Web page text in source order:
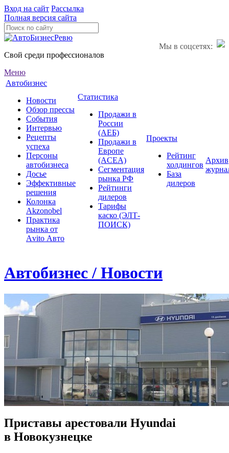
Вход на сайт Рассылка
Полная версия сайта
Мы в соцсетях:
Свой среди профессионалов
Меню
Автобизнес
Новости
Обзор прессы
События
Интервью
Рецепты
успеха
Персоны
автобизнеса
Досье
Эффективные
решения
Колонка
Akzonobel
Практика
рынка от
Аvito Авто
Статистика
Продажи в
России
(АЕБ)
Продажи в
Европе
(ACEA)
Сегментация
рынка РФ
Рейтинги
дилеров
Тарифы
каско (ЭЛТ-
ПОИСК)
Проекты
Рейтинг
холдингов
База
дилеров
Архив
Автобизнес / Новости
Приставы арестовали Hyundai
в Новокузнецке